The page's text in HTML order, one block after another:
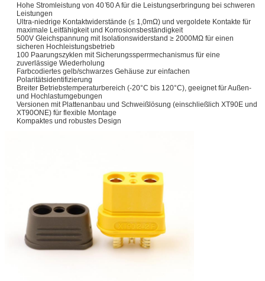
Hohe Stromleistung von 40 ̊60 A für die Leistungserbringung bei schweren
Leistungen
Ultra-niedrige Kontaktwiderstände (≤ 1,0mΩ) und vergoldete Kontakte für
maximale Leitfähigkeit und Korrosionsbeständigkeit
500V Gleichspannung mit Isolationswiderstand ≥ 2000MΩ für einen
sicheren Hochleistungsbetrieb
100 Paarungszyklen mit Sicherungssperrmechanismus für eine
zuverlässige Wiederholung
Farbcodiertes gelb/schwarzes Gehäuse zur einfachen
Polaritätsidentifizierung
Breiter Betriebstemperaturbereich (-20°C bis 120°C), geeignet für Außen-
und Hochlastumgebungen
Versionen mit Plattenanbau und Schweißlösung (einschließlich XT90E und
XT90ONE) für flexible Montage
Kompaktes und robustes Design